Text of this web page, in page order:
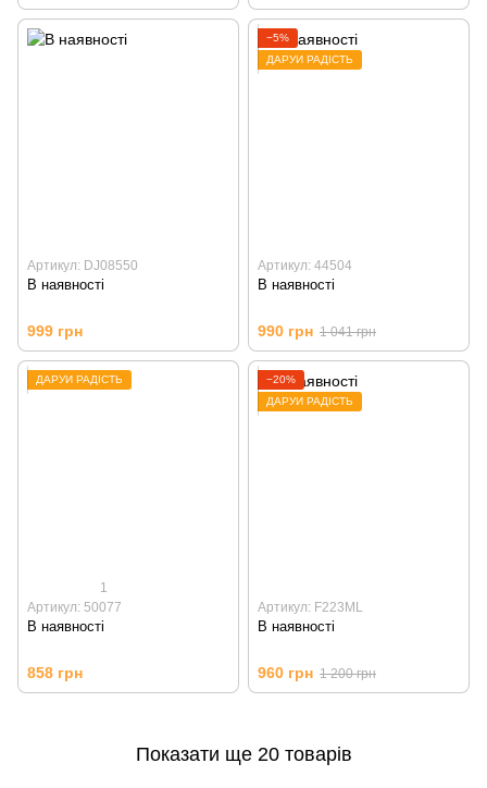
Артикул: DJ08550
В наявності
999 грн
−5%
ДАРУЙ РАДІСТЬ
Артикул: 44504
В наявності
990 грн 1 041 грн
ДАРУЙ РАДІСТЬ
1
Артикул: 50077
В наявності
858 грн
−20%
ДАРУЙ РАДІСТЬ
Артикул: F223ML
В наявності
960 грн 1 200 грн
Показати ще 20 товарів